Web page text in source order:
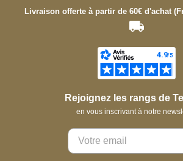
Livraison offerte à partir de 60€ d'achat
Rejoignez les rangs de
en vous inscrivant à notre